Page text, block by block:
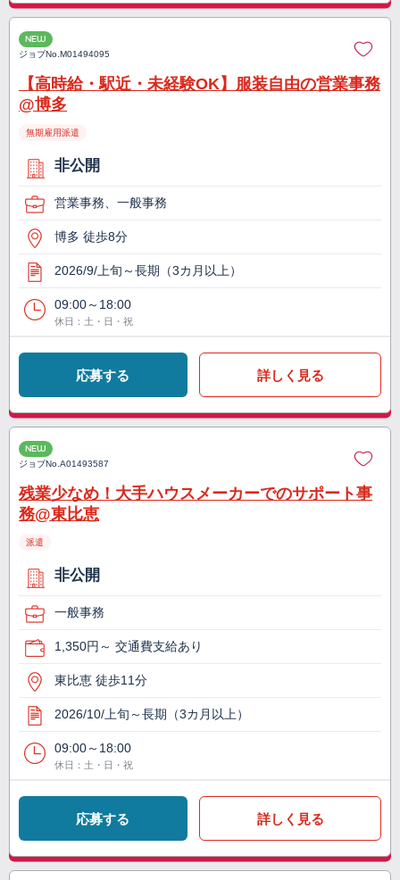
NEW
ジョブNo.M01494095
【高時給・駅近・未経験OK】服装自由の営業事務
@博多
無期雇用派遣
非公開
営業事務、一般事務
博多 徒歩8分
2026/9/上旬～長期（3カ月以上）
09:00～18:00
休日：土・日・祝
応募する 詳しく見る
NEW
ジョブNo.A01493587
残業少なめ！大手ハウスメーカーでのサポート事
務@東比恵
派遣
非公開
一般事務
1,350円～ 交通費支給あり
東比恵 徒歩11分
2026/10/上旬～長期（3カ月以上）
09:00～18:00
休日：土・日・祝
応募する 詳しく見る